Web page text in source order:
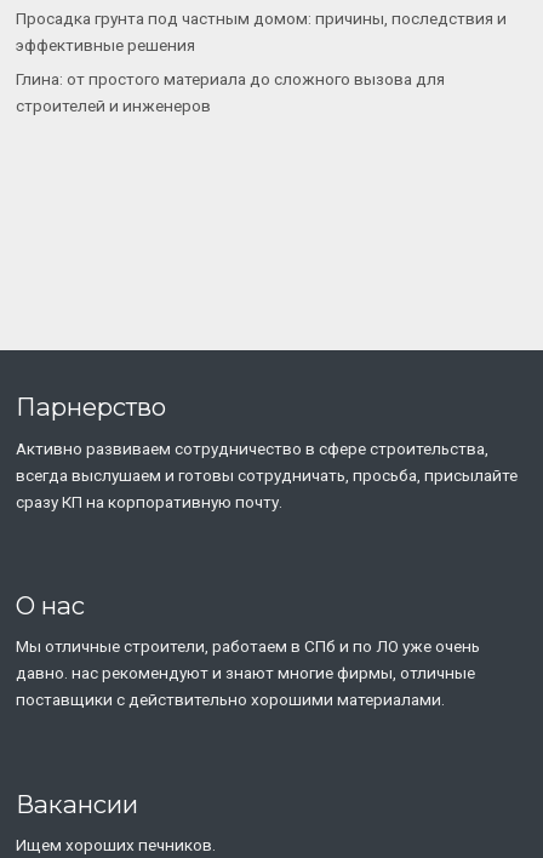
Просадка грунта под частным домом: причины, последствия и
эффективные решения
Глина: от простого материала до сложного вызова для
строителей и инженеров
Парнерство
Активно развиваем сотрудничество в сфере строительства,
всегда выслушаем и готовы сотрудничать, просьба, присылайте
сразу КП на корпоративную почту.
О нас
Мы отличные строители, работаем в СПб и по ЛО уже очень
давно. нас рекомендуют и знают многие фирмы, отличные
поставщики с действительно хорошими материалами.
Вакансии
Ищем хороших печников.